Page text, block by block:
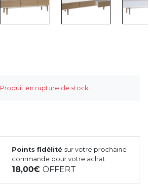
Produit en rupture de stock
Points fidélité sur votre prochaine
commande pour votre achat
18,00OFFERT